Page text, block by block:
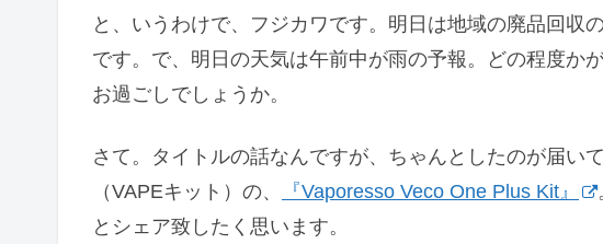
と、いうわけで、フジカワです。明日は地域の廃品回収
です。で、明日の天気は午前中が雨の予報。どの程度か
お過ごしでしょうか。
さて。タイトルの話なんですが、ちゃんとしたのが届い
（VAPEキット）の、
『Vaporesso Veco One Plus Kit』
とシェア致したく思います。